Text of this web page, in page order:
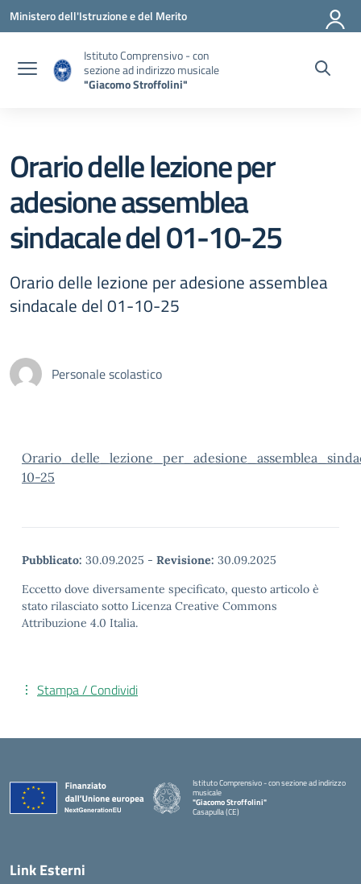
Vai ai contenuti
Vai al menu di navigazione
Vai al footer
Ministero dell'Istruzione e del Merito
Istituto Comprensivo - con
sezione ad indirizzo musicale
"Giacomo Stroffolini"
Orario delle lezione per
adesione assemblea
sindacale del 01-10-25
Orario delle lezione per adesione assemblea
sindacale del 01-10-25
Personale scolastico
10-25
Pubblicato: 30.09.2025 - Revisione: 30.09.2025
Eccetto dove diversamente specificato, questo articolo è
stato rilasciato sotto Licenza Creative Commons
Attribuzione 4.0 Italia.
Stampa / Condividi
Istituto Comprensivo - con sezione ad indirizzo
musicale
"Giacomo Stroffolini"
Casapulla (CE)
Link Esterni